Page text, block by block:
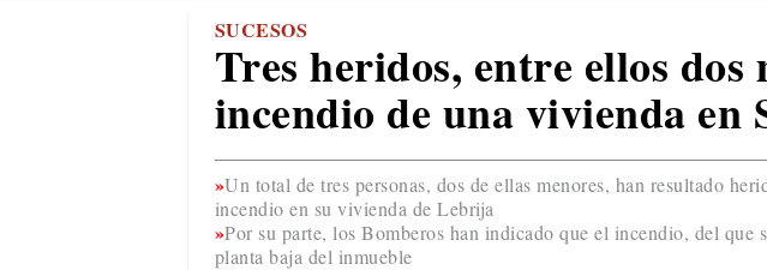
SUCESOS
Tres heridos, entre ellos dos
incendio de una vivienda en
Un total de tres personas, dos de ellas menores, han resultado
incendio en su vivienda de Lebrija
Por su parte, los Bomberos han indicado que el incendio, del que
planta baja del inmueble